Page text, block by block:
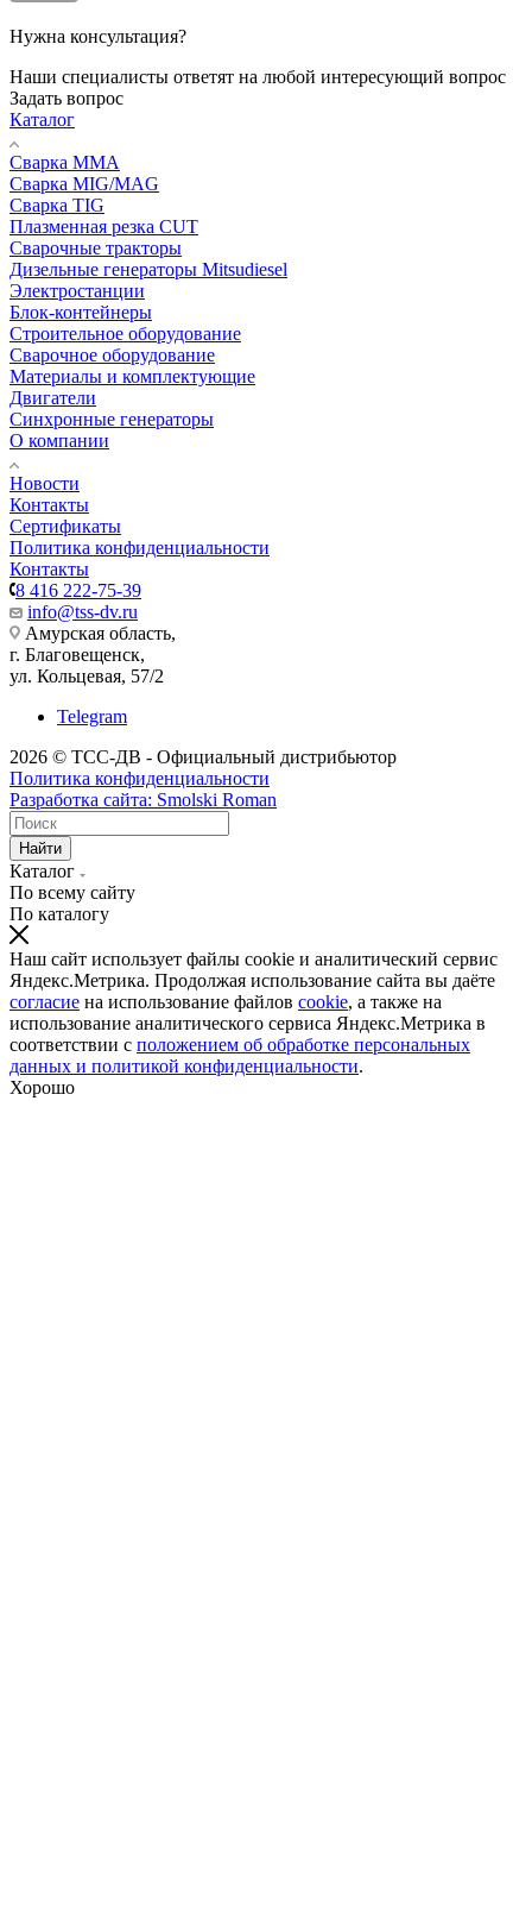
Нужна консультация?
Наши специалисты ответят на любой интересующий вопрос
Задать вопрос
Каталог
Сварка MMA
Сварка MIG/MAG
Сварка TIG
Плазменная резка CUT
Сварочные тракторы
Дизельные генераторы Mitsudiesel
Электростанции
Блок-контейнеры
Строительное оборудование
Сварочное оборудование
Материалы и комплектующие
Двигатели
Синхронные генераторы
О компании
Новости
Контакты
Сертификаты
Политика конфиденциальности
Контакты
8 416 222-75-39
info@tss-dv.ru
Амурская область,
г. Благовещенск,
ул. Кольцевая, 57/2
Telegram
2026 © ТСС-ДВ - Официальный дистрибьютор
Политика конфиденциальности
Разработка сайта: Smolski Roman
Найти
Каталог
По всему сайту
По каталогу
Наш сайт использует файлы cookie и аналитический сервис
Яндекс.Метрика. Продолжая использование сайта вы даёте
согласие на использование файлов cookie, а также на
использование аналитического сервиса Яндекс.Метрика в
соответствии с положением об обработке персональных
данных и политикой конфиденциальности.
Хорошо